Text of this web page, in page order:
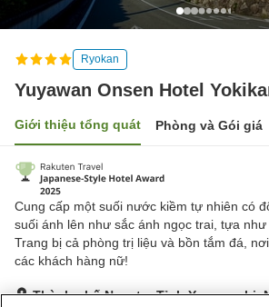
Ryokan
Yuyawan Onsen Hotel
Giới thiệu tổng quát Phòng và Gói giá
Cung cấp một suối nước kiềm tự nhiên có
suối ánh lên như sắc ánh ngọc trai, tựa như
Trang bị cả phòng trị liệu và bồn tắm đá,
các khách hàng nữ!
Thành phố Nagato, Tỉnh Yamaguchi,